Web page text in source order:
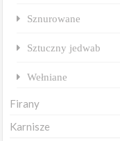
Sznurowane
Sztuczny jedwab
Wełniane
Firany
Karnisze